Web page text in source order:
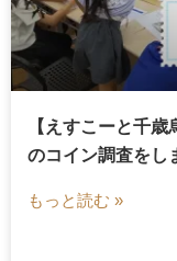
【えすこーと千歳
のコイン調査をし
もっと読む »